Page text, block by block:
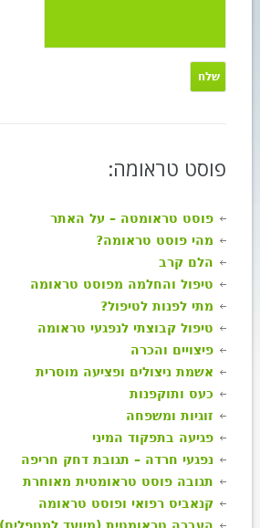
פוסט טראומה:
פוסט טראומטה – על האתר
מהי פוסט טראומה?
הלם קרב
טיפול והחלמה מפוסט טראומה
מתי לפנות לטיפול?
טיפול קבוצתי לנפגעי טראומה
פיצויים והכרה
אשמת ניצולים ופציעה מוסרית
כעס ותוקפנות
זוגיות ומשפחה
פגיעה בתפקוד המיני
נפגעי חרדה – תגובת דחק חריפה
תגובה פוסט טראומטית מאוחרת
קנאביס רפואי ופוסט טראומה